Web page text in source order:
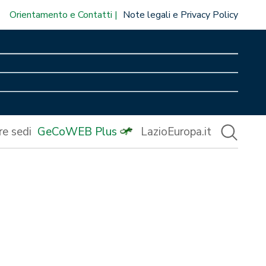
Orientamento e Contatti Note legali e Privacy Policy
sedi GeCoWEB Plus LazioEuropa.it